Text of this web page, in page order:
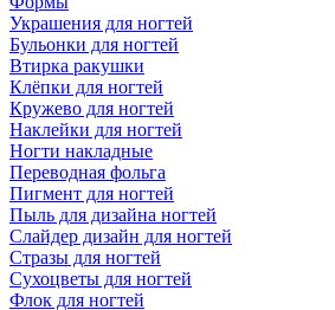
Украшения для ногтей
Бульонки для ногтей
Втирка ракушки
Клёпки для ногтей
Кружево для ногтей
Наклейки для ногтей
Ногти накладные
Переводная фольга
Пигмент для ногтей
Пыль для дизайна ногтей
Слайдер дизайн для ногтей
Стразы для ногтей
Сухоцветы для ногтей
Флок для ногтей